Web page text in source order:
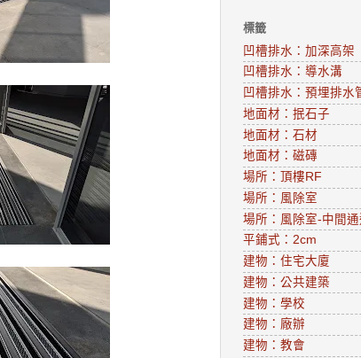
標籤
凹槽排水：加深高架
凹槽排水：導水溝
凹槽排水：預埋排水
地面材：抿石子
地面材：石材
地面材：磁磚
場所：頂樓RF
場所：風除室
場所：風除室-中間通
平鋪式：2cm
建物：住宅大廈
建物：公共建築
建物：學校
建物：廠辦
建物：教會